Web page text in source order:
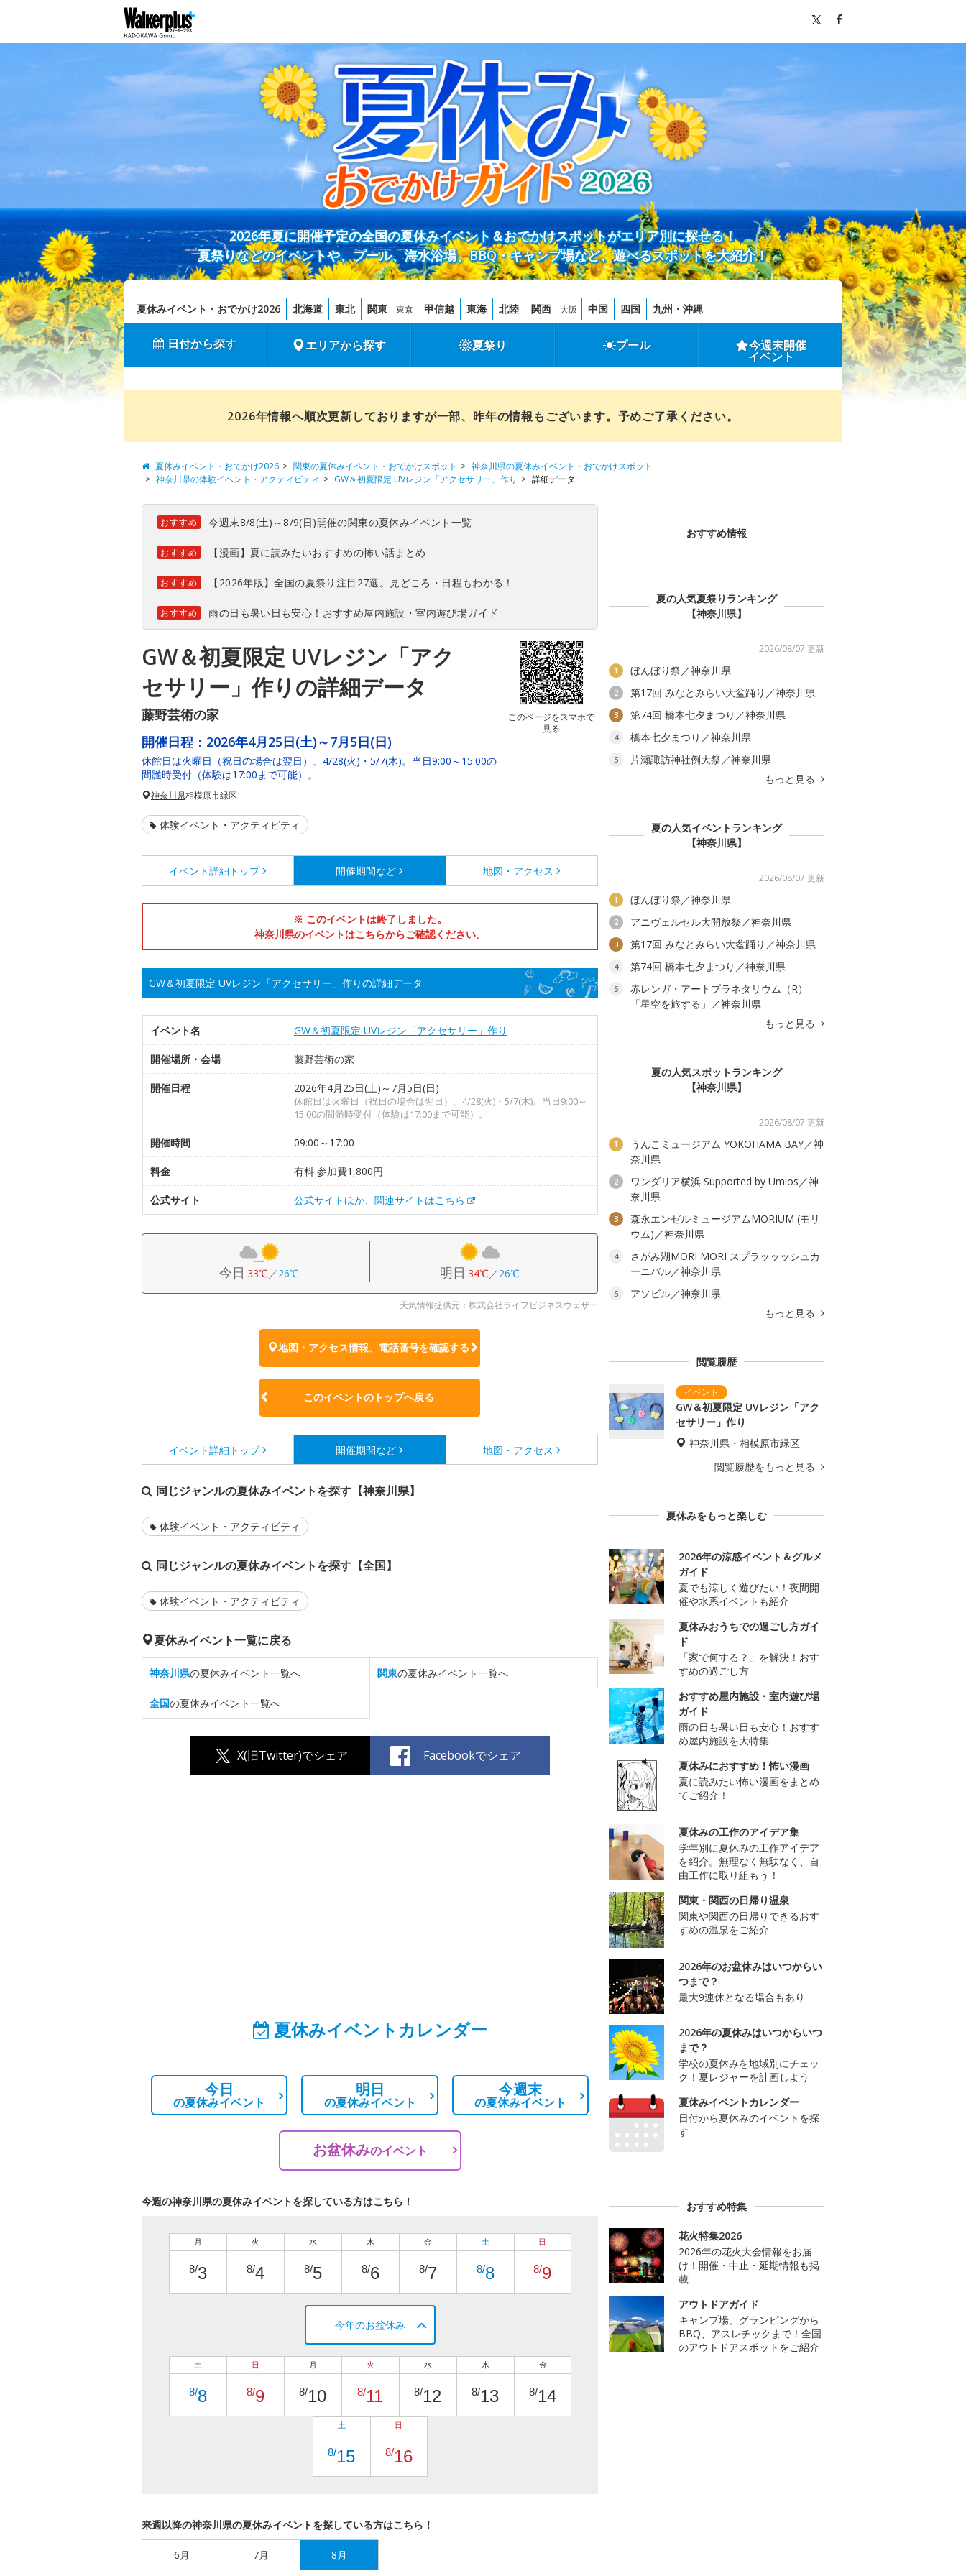
2026年夏に開催予定の全国の夏休みイベント＆おでかけスポットがエリア別に探せる！
夏祭りなどのイベントや、プール、海水浴場、BBQ・キャンプ場など、遊べるスポットを大紹介！
夏休みイベント・おでかけ2026 北海道 東北 関東 東京 甲信越 東海 北陸 関西 大阪 中国 四国 九州・沖縄
日付から探す エリアから探す 夏祭り プール 今週末開催
イベント
2026年情報へ順次更新しておりますが一部、昨年の情報もございます。予めご了承ください。
夏休みイベント・おでかけ2026 関東の夏休みイベント・おでかけスポット
神奈川県の夏休みイベント・おでかけスポット
神奈川県の体験イベント・アクティビティ
GW＆初夏限定 UVレジン「アクセサリー」作り 詳細データ
おすすめ 今週末8/8(土)～8/9(日)開催の関東の夏休みイベント一覧
おすすめ 【漫画】夏に読みたいおすすめの怖い話まとめ
おすすめ 【2026年版】全国の夏祭り注目27選。見どころ・日程もわかる！
おすすめ 雨の日も暑い日も安心！おすすめ屋内施設・室内遊び場ガイド
GW＆初夏限定 UVレジン「アク
セサリー」作りの詳細データ
藤野芸術の家
このページをスマホで
見る
開催日程： 2026年4月25日(土)～7月5日(日)
休館日は火曜日（祝日の場合は翌日）、4/28(火)・5/7(木)。当日9:00～15:00の
間髄時受付（体験は17:00まで可能）。
神奈川県相模原市緑区
体験イベント・アクティビティ
イベント詳細 トップ 開催期間など 地図・アクセス
※ このイベントは終了しました。
神奈川県のイベントはこちらからご確認ください。
GW＆初夏限定 UVレジン「アクセサリー」作りの詳細データ
イベント名 GW＆初夏限定 UVレジン「アクセサリー」作り
開催場所・会場 藤野芸術の家
開催日程 2026年4月25日(土)～7月5日(日)
休館日は火曜日（祝日の場合は翌日）、4/28(火)・5/7(木)。当日9:00～
15:00の間髄時受付（体験は17:00まで可能）。
開催時間 09:00～17:00
料金 有料 参加費1,800円
公式サイト 公式サイトほか、関連サイトはこちら
今日 33℃／26℃ 明日 34℃／26℃
天気情報提供元：株式会社ライフビジネスウェザー
地図・アクセス情報、電話番号を確認する
このイベントのトップへ戻る
イベント詳細 トップ 開催期間など 地図・アクセス
同じジャンルの夏休みイベントを探す【神奈川県】
体験イベント・アクティビティ
同じジャンルの夏休みイベントを探す【全国】
体験イベント・アクティビティ
夏休みイベント一覧に戻る
神奈川県の夏休みイベント一覧へ 関東の夏休みイベント一覧へ
全国の夏休みイベント一覧へ
X(旧Twitter)でシェア Facebookでシェア
夏休みイベントカレンダー
今日
の夏休みイベント
明日
の夏休みイベント
今週末
の夏休みイベント
お盆休みのイベント
今週の神奈川県の夏休みイベントを探している方はこちら！
月
8/3
火
8/4
水
8/5
木
8/6
金
8/7
土
8/8
日
8/9
今年のお盆休み
土
8/8
日
8/9
月
8/10
火
8/11
水
8/12
木
8/13
金
8/14
土
8/15
日
8/16
来週以降の神奈川県の夏休みイベントを探している方はこちら！
6月 7月 8月
おすすめ情報
夏の人気夏祭りランキング
【神奈川県】
2026/08/07 更新
1 ぼんぼり祭／神奈川県
2 第17回 みなとみらい大盆踊り／神奈川県
3 第74回 橋本七夕まつり／神奈川県
4 橋本七夕まつり／神奈川県
5
片瀬諏訪神社例大祭／神奈川県
もっと見る
夏の人気イベントランキング
【神奈川県】
2026/08/07 更新
1 ぼんぼり祭／神奈川県
2 アニヴェルセル大開放祭／神奈川県
3 第17回 みなとみらい大盆踊り／神奈川県
4 第74回 橋本七夕まつり／神奈川県
5
赤レンガ・アートプラネタリウム（R）
「星空を旅する」／神奈川県
もっと見る
夏の人気スポットランキング
【神奈川県】
2026/08/07 更新
1
うんこミュージアム YOKOHAMA BAY／神
奈川県
2
ワンダリア横浜 Supported by Umios／神
奈川県
3
森永エンゼルミュージアムMORIUM (モリ
ウム)／神奈川県
4
さがみ湖MORI MORI スプラッッッシュカ
ーニバル／神奈川県
5
アソビル／神奈川県
もっと見る
閲覧履歴
GW＆初夏限定 UVレジン「アク
セサリー」作り
神奈川県・相模原市緑区
閲覧履歴をもっと見る
夏休みをもっと楽しむ
2026年の涼感イベント＆グルメ
ガイド
夏でも涼しく遊びたい！夜間開
催や水系イベントも紹介
夏休みおうちでの過ごし方ガイ
ド
「家で何する？」を解決！おす
すめの過ごし方
おすすめ屋内施設・室内遊び場
ガイド
雨の日も暑い日も安心！おすす
め屋内施設を大特集
夏休みにおすすめ！怖い漫画
夏に読みたい怖い漫画をまとめ
てご紹介！
夏休みの工作のアイデア集
学年別に夏休みの工作アイデア
を紹介。無理なく無駄なく、自
由工作に取り組もう！
関東・関西の日帰り温泉
関東や関西の日帰りできるおす
すめの温泉をご紹介
2026年のお盆休みはいつからい
つまで？
最大9連休となる場合もあり
2026年の夏休みはいつからいつ
まで？
学校の夏休みを地域別にチェッ
ク！夏レジャーを計画しよう
夏休みイベントカレンダー
日付から夏休みのイベントを探
す
おすすめ特集
花火特集2026
2026年の花火大会情報をお届
け！開催・中止・延期情報も掲
載
アウトドアガイド
キャンプ場、グランピングから
BBQ、アスレチックまで！全国
のアウトドアスポットをご紹介